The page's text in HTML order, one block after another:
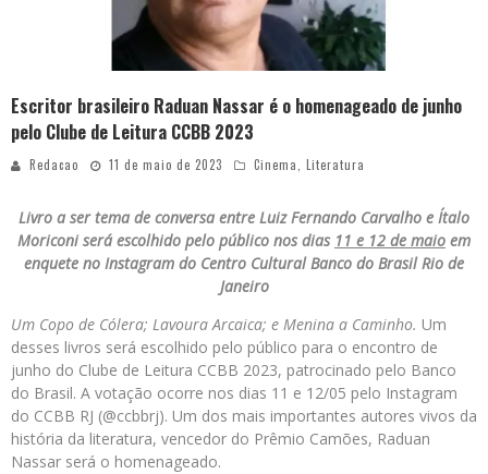
Escritor brasileiro Raduan Nassar é o homenageado de junho
pelo Clube de Leitura CCBB 2023
Redacao 11 de maio de 2023 Cinema, Literatura
Livro a ser tema de conversa entre Luiz Fernando Carvalho e Ítalo
Moriconi será escolhido pelo público nos dias 11 e 12 de maio em
enquete no Instagram do Centro Cultural Banco do Brasil Rio de
Janeiro
Um Copo de Cólera; Lavoura Arcaica; e Menina a Caminho. Um
desses livros será escolhido pelo público para o encontro de
junho do Clube de Leitura CCBB 2023, patrocinado pelo Banco
do Brasil. A votação ocorre nos dias 11 e 12/05 pelo Instagram
do CCBB RJ (@ccbbrj). Um dos mais importantes autores vivos da
história da literatura, vencedor do Prêmio Camões, Raduan
Nassar será o homenageado.